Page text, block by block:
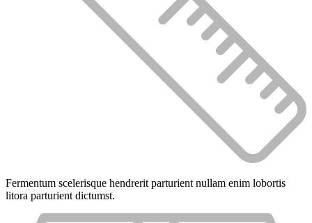
Fermentum scelerisque hendrerit parturient nullam enim lobortis
litora parturient dictumst.